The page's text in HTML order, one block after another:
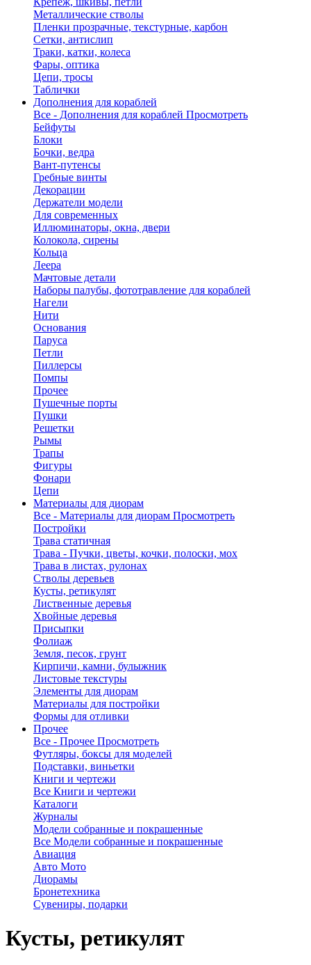
Металлические стволы
Пленки прозрачные, текстурные, карбон
Сетки, антислип
Траки, катки, колеса
Фары, оптика
Цепи, тросы
Таблички
Дополнения для кораблей
Все - Дополнения для кораблей Просмотреть
Бейфуты
Блоки
Бочки, ведра
Вант-путенсы
Гребные винты
Декорации
Держатели модели
Для современных
Иллюминаторы, окна, двери
Колокола, сирены
Кольца
Леера
Мачтовые детали
Наборы палубы, фототравление для кораблей
Нагели
Нити
Основания
Паруса
Петли
Пиллерсы
Помпы
Прочее
Пушечные порты
Пушки
Решетки
Рымы
Трапы
Фигуры
Фонари
Цепи
Материалы для диорам
Все - Материалы для диорам Просмотреть
Постройки
Трава статичная
Трава - Пучки, цветы, кочки, полоски, мох
Трава в листах, рулонах
Стволы деревьев
Кусты, ретикулят
Лиственные деревья
Хвойные деревья
Присыпки
Фолиаж
Земля, песок, грунт
Кирпичи, камни, булыжник
Листовые текстуры
Элементы для диорам
Материалы для постройки
Формы для отливки
Прочее
Все - Прочее Просмотреть
Футляры, боксы для моделей
Подставки, виньетки
Книги и чертежи
Все Книги и чертежи
Каталоги
Журналы
Модели собранные и покрашенные
Все Модели собранные и покрашенные
Авиация
Авто Мото
Диорамы
Бронетехника
Сувениры, подарки
Кусты, ретикулят